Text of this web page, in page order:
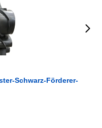
Schwarz-Förderer-